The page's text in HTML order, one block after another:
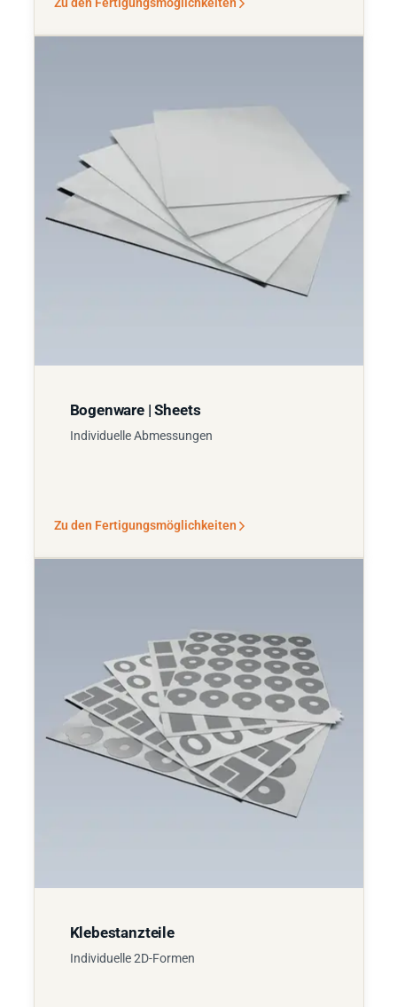
Bogenware | Sheets
Individuelle Abmessungen
Zu den Fertigungsmöglichkeiten
Klebestanzteile
Individuelle 2D-Formen